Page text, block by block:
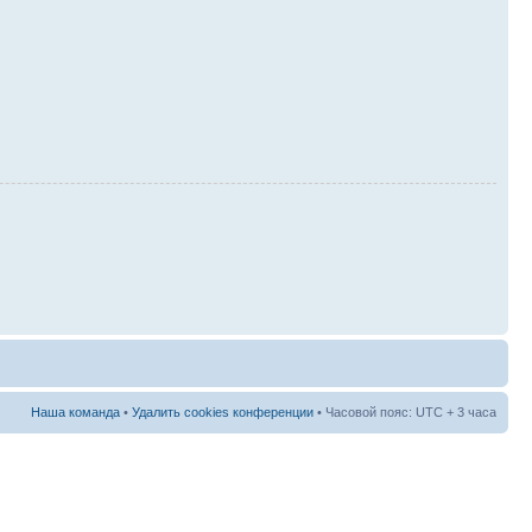
Наша команда • Удалить cookies конференции • Часовой пояс: UTC + 3 часа